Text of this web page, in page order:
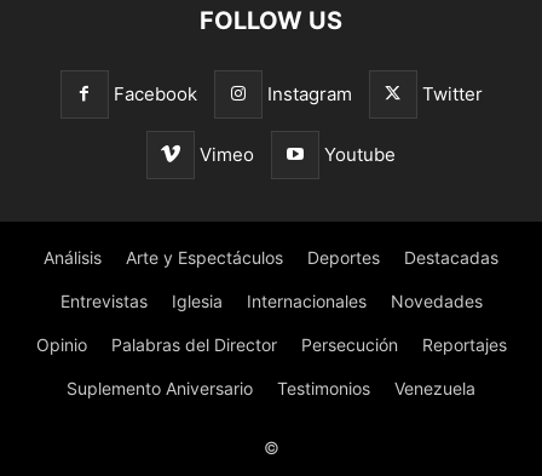
FOLLOW US
Facebook Instagram Twitter
Vimeo Youtube
Análisis Arte y Espectáculos Deportes Destacadas
Entrevistas Iglesia Internacionales Novedades
Opinio Palabras del Director Persecución Reportajes
Suplemento Aniversario Testimonios Venezuela
©